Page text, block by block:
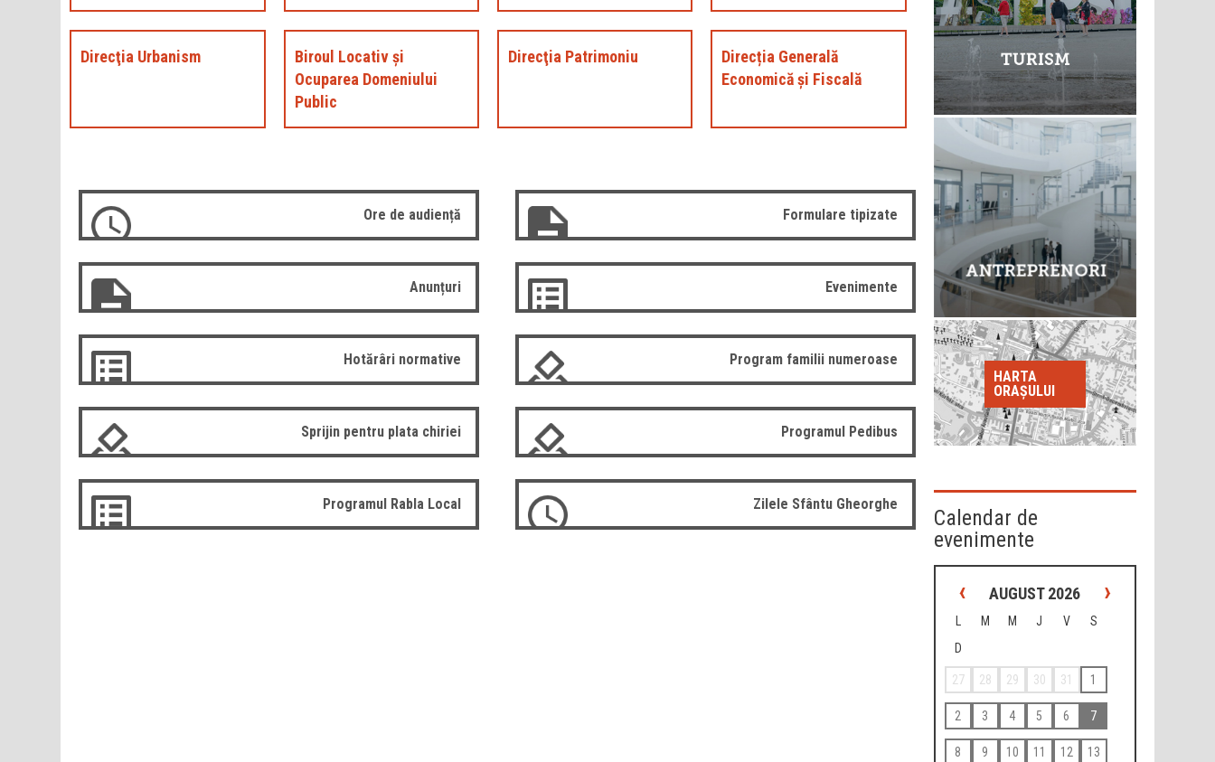
Direcţia Urbanism
Biroul Locativ şi
Ocuparea Domeniului
Public
Direcţia Patrimoniu
Direcția Generală
Economică și Fiscală
Ore de audiență Formulare tipizate
Anunțuri Evenimente
Hotărâri normative Program familii numeroase
Sprijin pentru plata chiriei Programul Pedibus
Programul Rabla Local Zilele Sfântu Gheorghe
HARTA
ORAȘULUI
Calendar de
evenimente
‹ AUGUST 2026 ›
L M M J V
S
D
27 28 29 30 31 1
2 3 4 5 6 7
8 9 10 11 12 13